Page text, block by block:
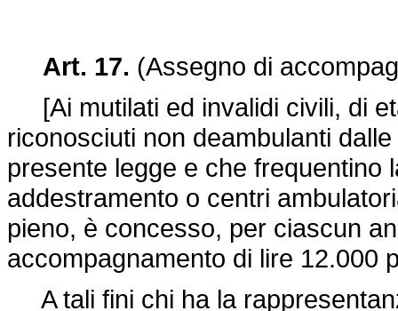
Art. 17. (Assegno di
[Ai mutilati ed invalidi civili, di
riconosciuti non deambulanti
presente legge e che frequentino
addestramento o centri
pieno, è concesso, per ciascun
accompagnamento di lire 12.000
A tali fini chi ha la